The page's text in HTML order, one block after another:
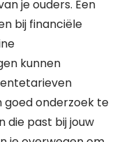
je ouders. Een
bij financiële
kunnen
goed onderzoek te
die past bij jouw